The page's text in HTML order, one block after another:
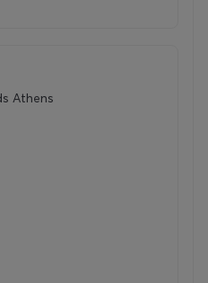
12:00
12:00
Athens